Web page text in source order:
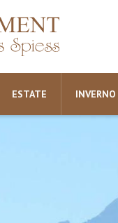
ESTATE INVERNO